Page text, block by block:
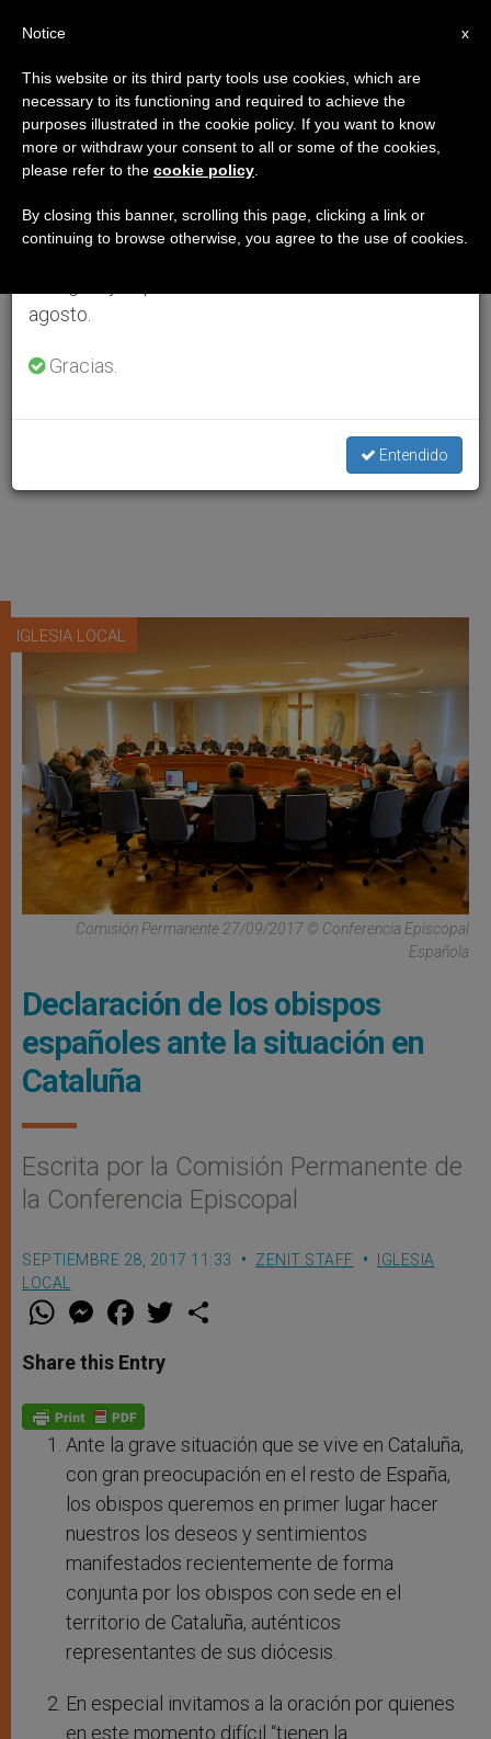
IGLESIA LOCAL
Comisión Permanente 27/09/2017 © Conferencia Episcopal
Española
Declaración de los obispos
españoles ante la situación en
Cataluña
Escrita por la Comisión Permanente de
la Conferencia Episcopal
SEPTIEMBRE 28, 2017 11:33 ZENIT STAFF
IGLESIA
LOCAL
W
t
s
p
p
M
e
s
e
g
e
r
F
a
e
b
o
k
w
Share this Entry
Ante la grave situación que se vive en Cataluña,
con gran preocupación en el resto de España,
los obispos queremos en primer lugar hacer
nuestros los deseos y sentimientos
manifestados recientemente de forma
conjunta por los obispos con sede en el
territorio de Cataluña, auténticos
representantes de sus diócesis.
En especial invitamos a la oración por quienes
en este momento difícil “tienen la
×
Aviso importante
Del 27 de julio al 7 de agosto haremos la pausa
anual, aprovechando que en el periodo de verano
se generan menos informaciones y también el
agosto.
Gracias.
Entendido
x
Notice
This website or its third party tools use cookies, which are
necessary to its functioning and required to achieve the
purposes illustrated in the cookie policy. If you want to know
more or withdraw your consent to all or some of the cookies,
please refer to the cookie policy
By closing this banner, scrolling this page, clicking a link or
continuing to browse otherwise, you agree to the use of cookies.